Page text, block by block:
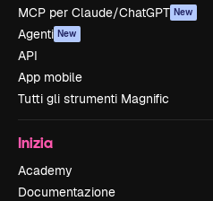
MCP per Claude/ChatGPT New
Agenti New
API
App mobile
Tutti gli strumenti Magnific
Inizia
Academy
Documentazione